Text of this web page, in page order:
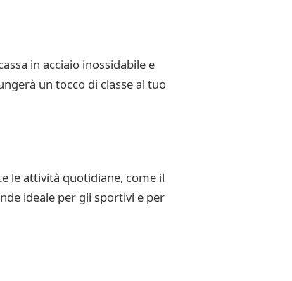
in acciaio inossidabile e
un tocco di classe al tuo
le attività quotidiane, come il
ideale per gli sportivi e per